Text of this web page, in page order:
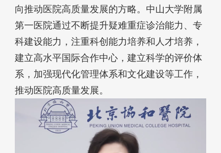
向推动医院高质量发展的方略。中山大学附属
第一医院通过不断提升疑难重症诊治能力、专
科建设能力，注重科创能力培养和人才培养，
建立高水平国际合作中心，建立科学的评价体
系，加强现代化管理体系和文化建设等工作，
推动医院高质量发展。